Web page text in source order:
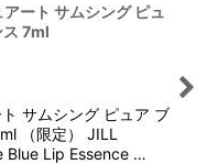
ート サムシング ピュ
ス 7ml
サムシング ピュア ブ
（限定） JILL
Blue Lip Essence …